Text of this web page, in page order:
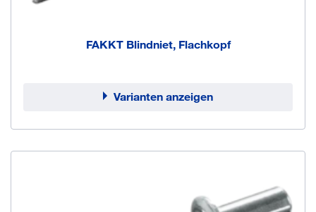
FAKKT Blindniet, Flachkopf
Varianten anzeigen